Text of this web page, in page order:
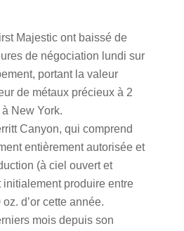
Majestic ont baissé de
de négociation lundi sur
portant la valeur
de métaux précieux à 2
New York.
Canyon, qui comprend
entièrement autorisée et
(à ciel ouvert et
produire entre
d’or cette année.
mois depuis son